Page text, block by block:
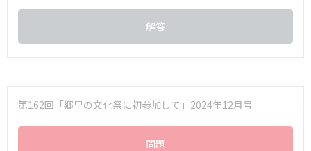
解答
第162回「郷里の文化祭に初参加して」2024年12月号
問題